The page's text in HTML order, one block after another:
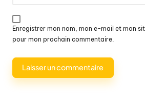
Enregistrer mon nom, mon e-mail et mon
pour mon prochain commentaire.